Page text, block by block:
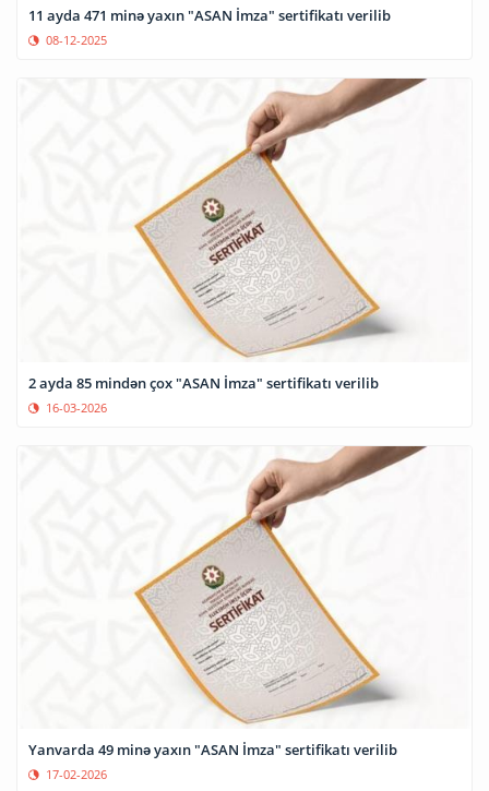
11 ayda 471 minə yaxın "ASAN İmza" sertifikatı verilib
08-12-2025
2 ayda 85 mindən çox "ASAN İmza" sertifikatı verilib
16-03-2026
Yanvarda 49 minə yaxın "ASAN İmza" sertifikatı verilib
17-02-2026